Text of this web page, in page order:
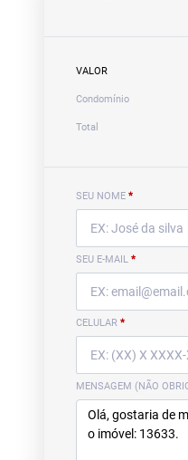
VALOR
Condomínio
Total
SEU NOME *
SEU E-MAIL *
CELULAR *
MENSAGEM (NÃO